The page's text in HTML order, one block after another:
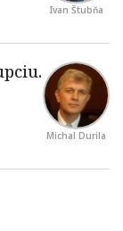
Ivan Štubňa
Michal Durila